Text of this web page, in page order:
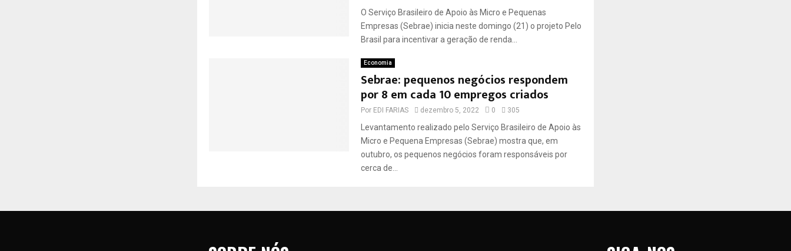
O Serviço Brasileiro de Apoio às Micro e Pequenas
Empresas (Sebrae) inicia neste domingo (21) o projeto Pelo
Brasil para incentivar a geração de renda...
Economia
Sebrae: pequenos negócios respondem
por 8 em cada 10 empregos criados
Por EDI FARIAS dezembro 5, 2022 0 305
Levantamento realizado pelo Serviço Brasileiro de Apoio às
Micro e Pequena Empresas (Sebrae) mostra que, em
outubro, os pequenos negócios foram responsáveis por
cerca de...